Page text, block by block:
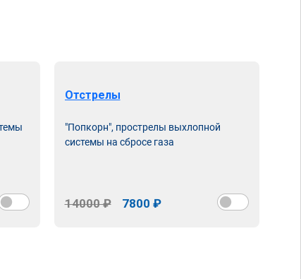
Отстрелы
"Попкорн", прострелы выхлопной
системы на сбросе газа
14000 ₽ 7800 ₽